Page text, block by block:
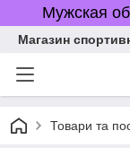
Мужская
Магазин
Товари та